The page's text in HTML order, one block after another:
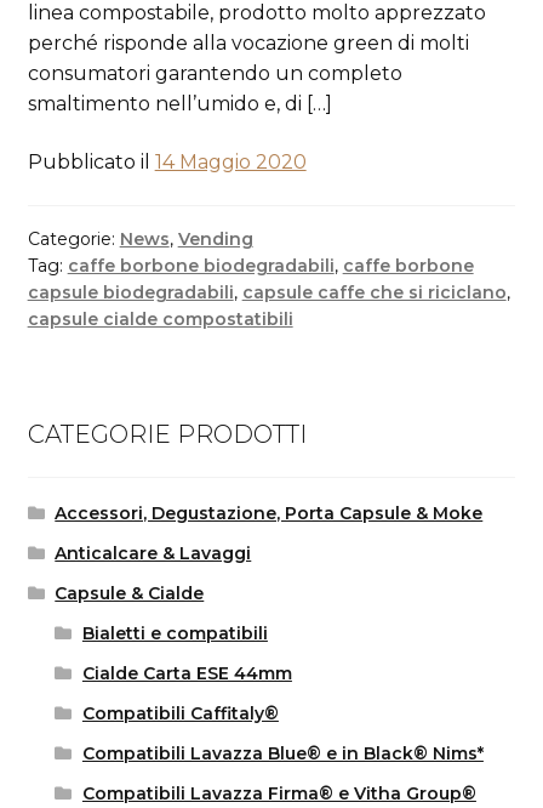
linea compostabile, prodotto molto apprezzato
perché risponde alla vocazione green di molti
consumatori garantendo un completo
smaltimento nell’umido e, di […]
Pubblicato il 14 Maggio 2020
Categorie: News, Vending
Tag: caffe borbone biodegradabili, caffe borbone
capsule biodegradabili, capsule caffe che si riciclano,
capsule cialde compostatibili
CATEGORIE PRODOTTI
Accessori, Degustazione, Porta Capsule & Moke
Anticalcare & Lavaggi
Capsule & Cialde
Bialetti e compatibili
Cialde Carta ESE 44mm
Compatibili Caffitaly®
Compatibili Lavazza Blue® e in Black® Nims*
Compatibili Lavazza Firma® e Vitha Group®